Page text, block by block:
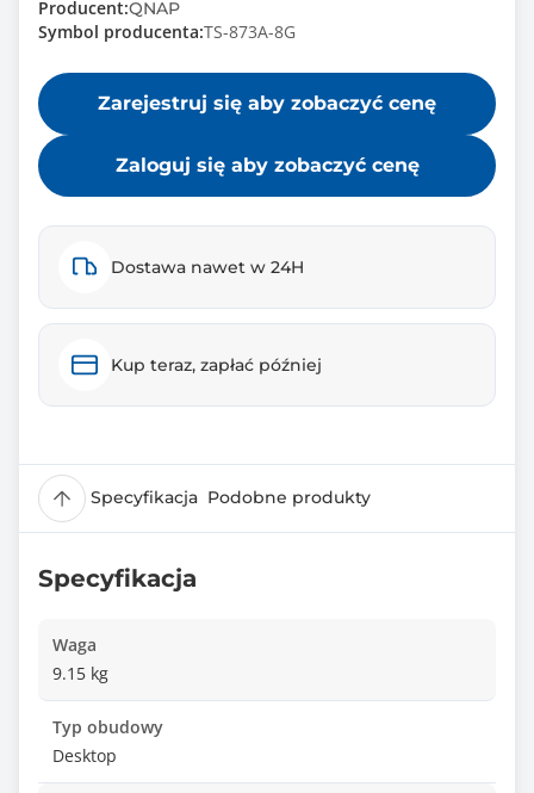
Producent:QNAP
Symbol producenta:TS-873A-8G
Zarejestruj się aby zobaczyć cenę
Zaloguj się aby zobaczyć cenę
Dostawa nawet w 24H
Kup teraz, zapłać później
Specyfikacja Podobne produkty
Specyfikacja
Waga
9.15 kg
Typ obudowy
Desktop